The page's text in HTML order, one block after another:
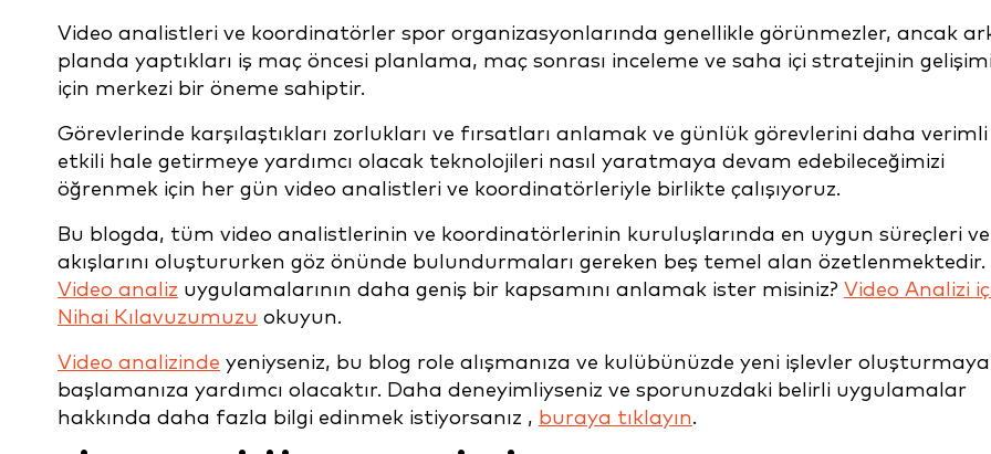
Video analistleri ve koordinatörler spor organizasyonlarında genellikle görünmezler, ancak
planda yaptıkları iş maç öncesi planlama, maç sonrası inceleme ve saha içi stratejinin
için merkezi bir öneme sahiptir.
Görevlerinde karşılaştıkları zorlukları ve fırsatları anlamak ve günlük görevlerini daha verimli
etkili hale getirmeye yardımcı olacak teknolojileri nasıl yaratmaya devam edebileceğimizi
öğrenmek için her gün video analistleri ve koordinatörleriyle birlikte çalışıyoruz.
Bu blogda, tüm video analistlerinin ve koordinatörlerinin kuruluşlarında en uygun süreçleri ve
akışlarını oluştururken göz önünde bulundurmaları gereken beş temel alan özetlenmektedir.
Video analiz uygulamalarının daha geniş bir kapsamını anlamak ister misiniz? Video Analizi
Nihai Kılavuzumuzu okuyun.
Video analizinde yeniyseniz, bu blog role alışmanıza ve kulübünüzde yeni işlevler oluşturmaya
başlamanıza yardımcı olacaktır. Daha deneyimliyseniz ve sporunuzdaki belirli uygulamalar
hakkında daha fazla bilgi edinmek istiyorsanız , buraya tıklayın.